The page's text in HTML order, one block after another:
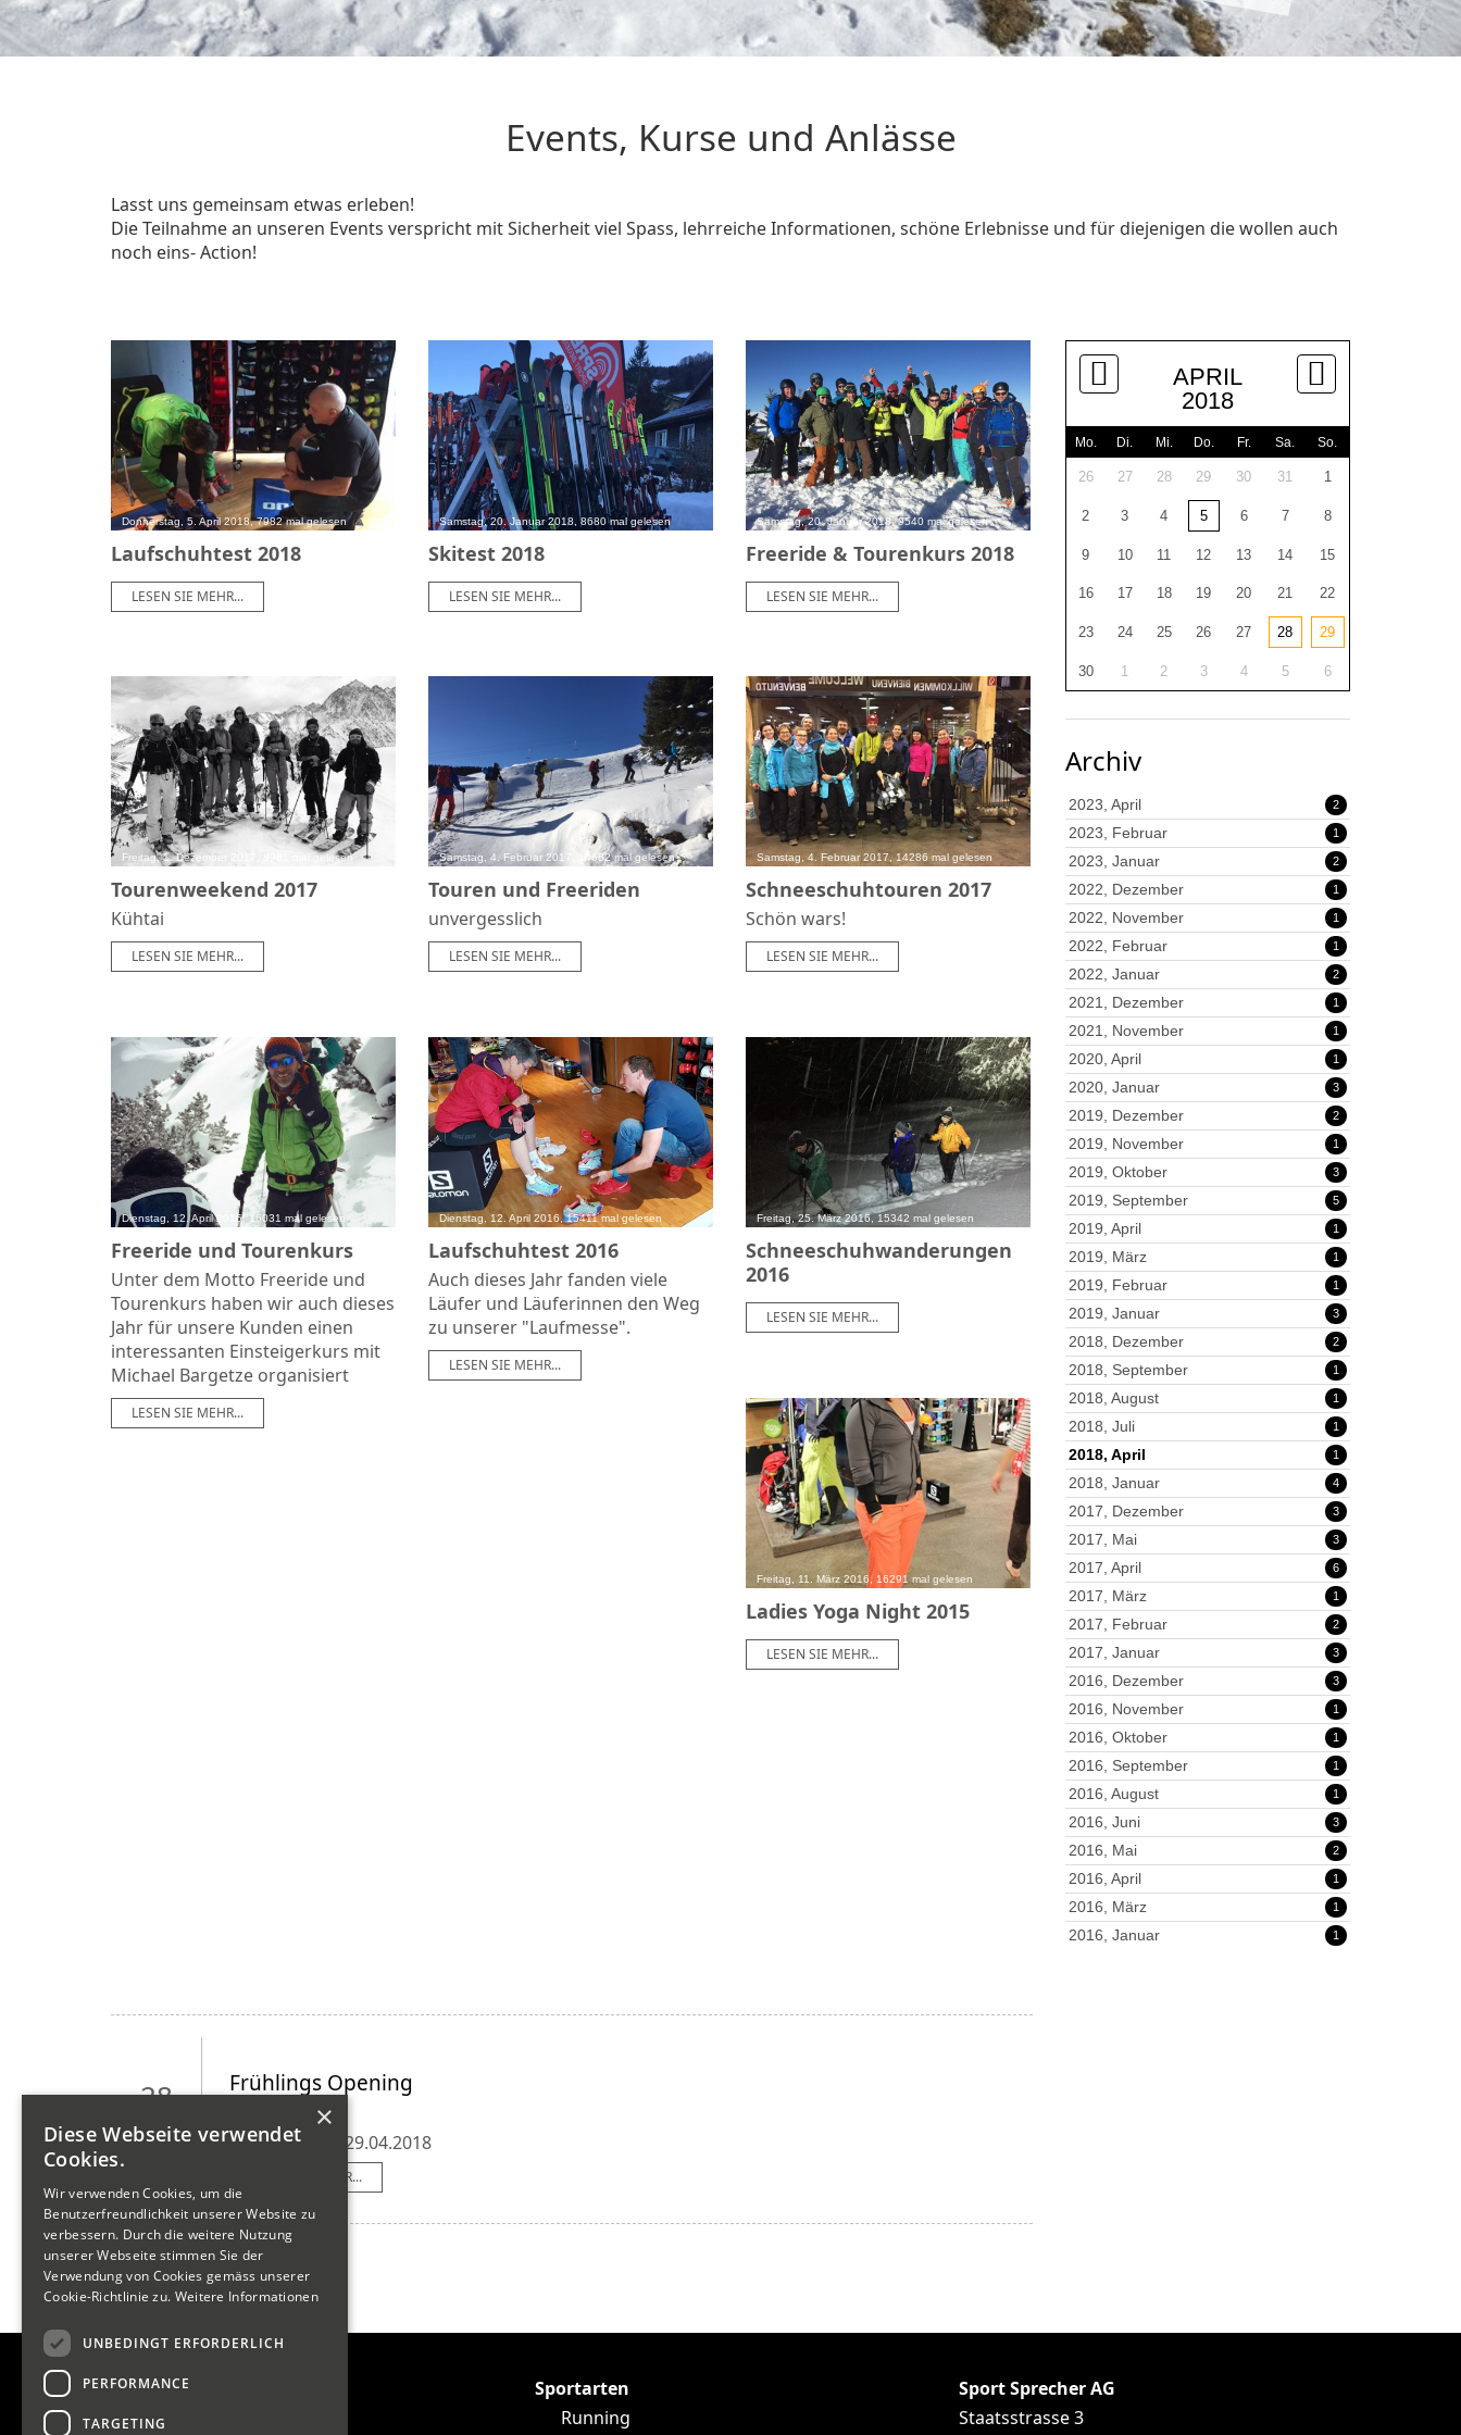
Events, Kurse und Anlässe
Lasst uns gemeinsam etwas erleben!
Die Teilnahme an unseren Events verspricht mit Sicherheit viel Spass, lehrreiche Informationen, schöne Erlebnisse und für diejenigen die wollen auch
noch eins-Action!
Donnerstag, 5. April 2018, 7982 mal gelesen
Laufschuhtest 2018
LESEN SIE MEHR...
Samstag, 20. Januar 2018, 8680 mal gelesen
Skitest 2018
LESEN SIE MEHR...
Samstag, 20. Januar 2018, 9540 mal gelesen
Freeride & Tourenkurs 2018
LESEN SIE MEHR...
Freitag, 1. Dezember 2017, 8981 mal gelesen
Tourenweekend 2017
Kühtai
LESEN SIE MEHR...
Samstag, 4. Februar 2017, 14682 mal gelesen
Touren und Freeriden
unvergesslich
LESEN SIE MEHR...
Samstag, 4. Februar 2017, 14286 mal gelesen
Schneeschuhtouren 2017
Schön wars!
LESEN SIE MEHR...
Dienstag, 12. April 2016, 16031 mal gelesen
Freeride und Tourenkurs
Unter dem Motto Freeride und
Tourenkurs haben wir auch dieses
Jahr für unsere Kunden einen
interessanten Einsteigerkurs mit
Michael Bargetze organisiert
LESEN SIE MEHR...
Dienstag, 12. April 2016, 15411 mal gelesen
Laufschuhtest 2016
Auch dieses Jahr fanden viele
Läufer und Läuferinnen den Weg
zu unserer "Laufmesse".
LESEN SIE MEHR...
Freitag, 25. März 2016, 15342 mal gelesen
Schneeschuhwanderungen
2016
LESEN SIE MEHR...
Freitag, 11. März 2016, 16291 mal gelesen
Ladies Yoga Night 2015
LESEN SIE MEHR...
APRIL
2018
Mo. Di. Mi. Do. Fr. Sa. So.
26 27 28 29 30 31 1
2 3 4 5 6 7 8
9 10 11 12 13 14 15
16 17 18 19 20 21 22
23 24 25 26 27 28 29
30 1 2 3 4 5 6
Archiv
2023, April 2
2023, Februar 1
2023, Januar 2
2022, Dezember 1
2022, November 1
2022, Februar 1
2022, Januar 2
2021, Dezember 1
2021, November 1
2020, April 1
2020, Januar 3
2019, Dezember 2
2019, November 1
2019, Oktober 3
2019, September 5
2019, April 1
2019, März 1
2019, Februar 1
2019, Januar 3
2018, Dezember 2
2018, September 1
2018, August 1
2018, Juli 1
2018, April 1
2018, Januar 4
2017, Dezember 3
2017, Mai 3
2017, April 6
2017, März 1
2017, Februar 2
2017, Januar 3
2016, Dezember 3
2016, November 1
2016, Oktober 1
2016, September 1
2016, August 1
2016, Juni 3
2016, Mai 2
2016, April 1
2016, März 1
2016, Januar 1
28
Apr
Frühlings Opening
28.04.2018 - 29.04.2018
LESEN SIE MEHR...
Quicklinks
SportHuus
Sportarten
Running
Sport Sprecher AG
Staatsstrasse 3
×
Diese Webseite verwendet
Cookies.
Wir verwenden Cookies, um die
Benutzerfreundlichkeit unserer Website zu
verbessern. Durch die weitere Nutzung
unserer Webseite stimmen Sie der
Verwendung von Cookies gemäss unserer
Cookie-Richtlinie zu. Weitere Informationen
UNBEDINGT ERFORDERLICH
PERFORMANCE
TARGETING